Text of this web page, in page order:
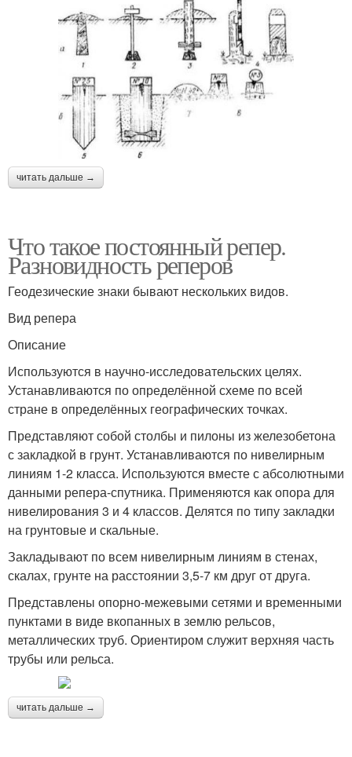
читать дальше →
Что такое постоянный репер.
Разновидность реперов
Геодезические знаки бывают нескольких видов.
Вид репера
Описание
Используются в научно-исследовательских целях.
Устанавливаются по определённой схеме по всей
стране в определённых географических точках.
Представляют собой столбы и пилоны из железобетона
с закладкой в грунт. Устанавливаются по нивелирным
линиям 1-2 класса. Используются вместе с абсолютными
данными репера-спутника. Применяются как опора для
нивелирования 3 и 4 классов. Делятся по типу закладки
на грунтовые и скальные.
Закладывают по всем нивелирным линиям в стенах,
скалах, грунте на расстоянии 3,5-7 км друг от друга.
Представлены опорно-межевыми сетями и временными
пунктами в виде вкопанных в землю рельсов,
металлических труб. Ориентиром служит верхняя часть
трубы или рельса.
читать дальше →